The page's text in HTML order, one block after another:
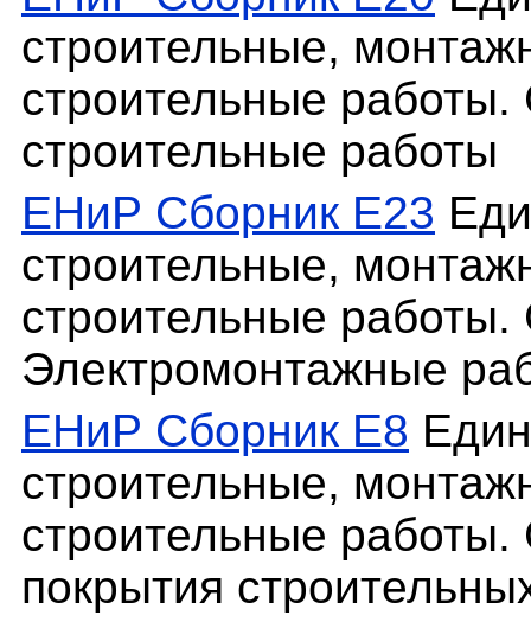
строительные,
строительные
строительные работы
ЕНиР Сборник Е23
строительные,
строительные
Электромонтажные
ЕНиР Сборник Е8
строительные,
строительные
покрытия